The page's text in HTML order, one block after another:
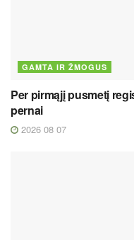
GAMTA IR ŽMOGUS
Per pirmąjį pusmetį
pernai
2026 08 07